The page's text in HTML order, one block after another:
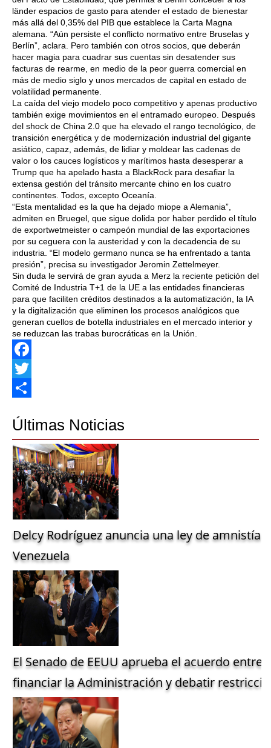
länder espacios de gasto para atender el estado de bienestar
más allá del 0,35% del PIB que establece la Carta Magna
alemana. “Aún persiste el conflicto normativo entre Bruselas y
Berlín”, aclara. Pero también con otros socios, que deberán
hacer magia para cuadrar sus cuentas sin desatender sus
facturas de rearme, en medio de la peor guerra comercial en
más de medio siglo y unos mercados de capital en estado de
volatilidad permanente.
La caída del viejo modelo poco competitivo y apenas productivo
también exige movimientos en el entramado europeo. Después
del shock de China 2.0 que ha elevado el rango tecnológico, de
transición energética y de modernización industrial del gigante
asiático, capaz, además, de lidiar y moldear las cadenas de
valor o los cauces logísticos y marítimos hasta desesperar a
Trump que ha apelado hasta a BlackRock para desafiar la
extensa gestión del tránsito mercante chino en los cuatro
continentes. Todos, excepto Oceanía.
“Esta mentalidad es la que ha dejado miope a Alemania”,
admiten en Bruegel, que sigue dolida por haber perdido el título
de exportwetmeister o campeón mundial de las exportaciones
por su ceguera con la austeridad y con la decadencia de su
industria. “El modelo germano nunca se ha enfrentado a tanta
presión”, precisa su investigador Jeromin Zettelmeyer.
Sin duda le servirá de gran ayuda a Merz la reciente petición del
Comité de Industria T+1 de la UE a las entidades financieras
para que faciliten créditos destinados a la automatización, la IA
y la digitalización que eliminen los procesos analógicos que
generan cuellos de botella industriales en el mercado interior y
se reduzcan las trabas burocráticas en la Unión.
Facebook
Twitter
Últimas Noticias
Delcy Rodríguez anuncia una ley de amnistía
Venezuela
El Senado de EEUU aprueba el acuerdo entre
financiar la Administración y debatir